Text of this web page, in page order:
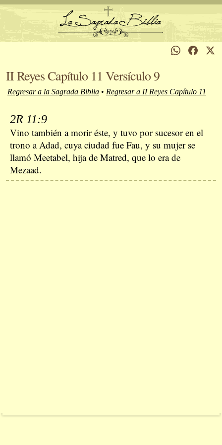
II Reyes Capítulo 11 Versículo 9
Regresar a la Sagrada Biblia • Regresar a II Reyes Capítulo 11
2R 11:9
Vino también a morir éste, y tuvo por sucesor en el
trono a Adad, cuya ciudad fue Fau, y su mujer se
llamó Meetabel, hija de Matred, que lo era de
Mezaad.